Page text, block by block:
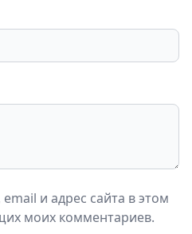
и адрес сайта в этом
моих комментариев.